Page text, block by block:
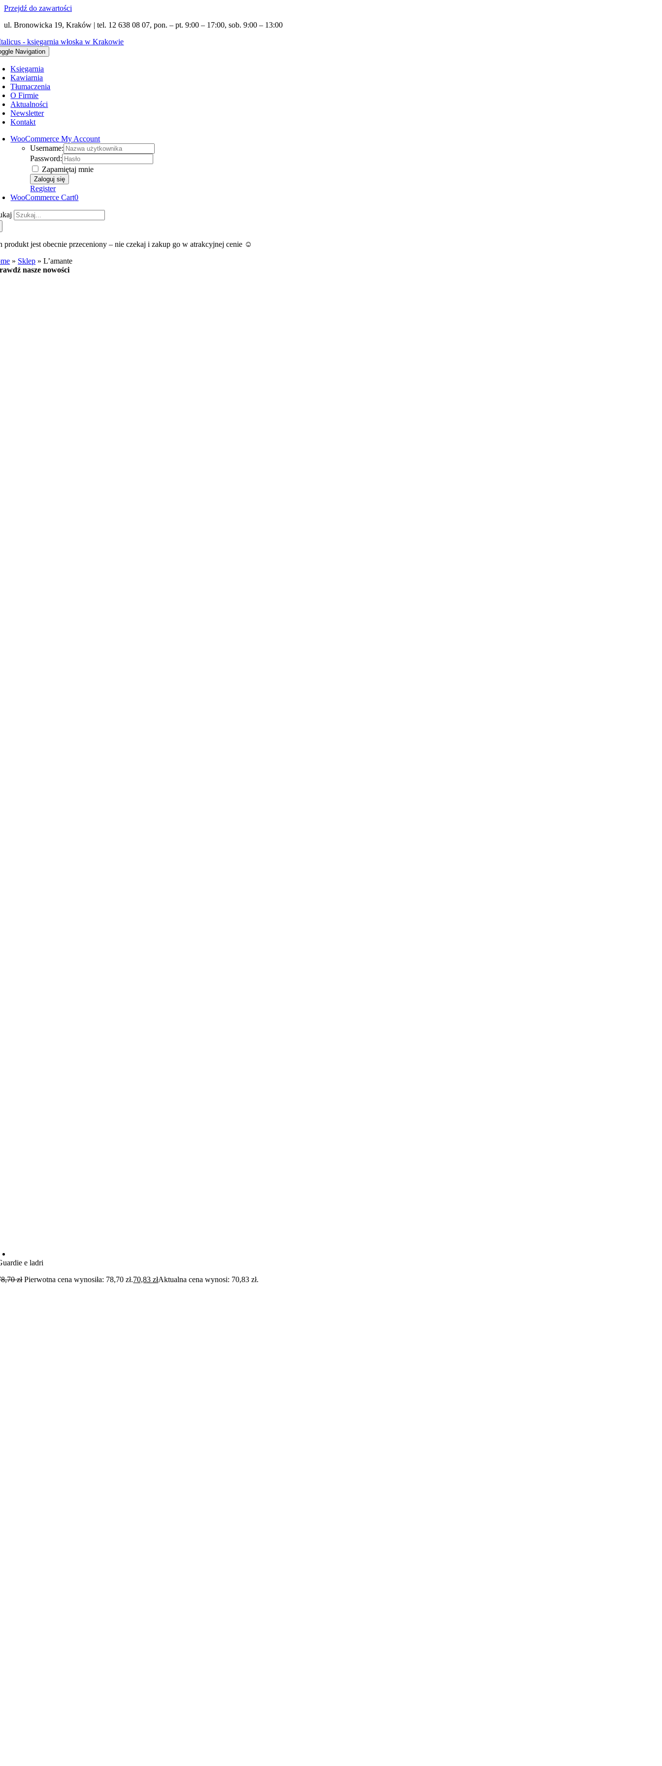
Przejdź do zawartości
ul. Bronowicka 19, Kraków | tel. 12 638 08 07, pon. – pt. 9:00 – 17:00, sob. 9:00 – 13:00
Navigation
Księgarnia
Kawiarnia
Tłumaczenia
O Firmie
Aktualności
Newsletter
Kontakt
WooCommerce My Account
Username:
Password:
Zapamiętaj mnie
Register
WooCommerce Cart0
produkt jest obecnie przeceniony – nie czekaj i zakup go w atrakcyjnej cenie ☺️
» Sklep »L’amante
nasze nowości
e ladri
zł Pierwotna cena wynosiła: 78,70 zł.70,83złAktualna cena wynosi: 70,83 zł.